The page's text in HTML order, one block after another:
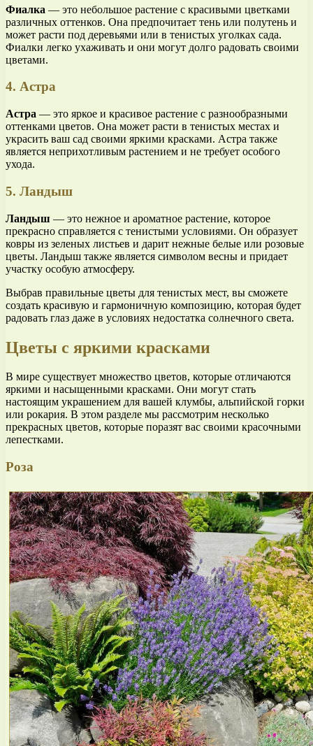
Фиалка — это небольшое растение с красивыми цветками
различных оттенков. Она предпочитает тень или полутень и
может расти под деревьями или в тенистых уголках сада.
Фиалки легко ухаживать и они могут долго радовать своими
цветами.
4. Астра
Астра — это яркое и красивое растение с разнообразными
оттенками цветов. Она может расти в тенистых местах и
украсить ваш сад своими яркими красками. Астра также
является неприхотливым растением и не требует особого
ухода.
5. Ландыш
Ландыш — это нежное и ароматное растение, которое
прекрасно справляется с тенистыми условиями. Он образует
ковры из зеленых листьев и дарит нежные белые или розовые
цветы. Ландыш также является символом весны и придает
участку особую атмосферу.
Выбрав правильные цветы для тенистых мест, вы сможете
создать красивую и гармоничную композицию, которая будет
радовать глаз даже в условиях недостатка солнечного света.
Цветы с яркими красками
В мире существует множество цветов, которые отличаются
яркими и насыщенными красками. Они могут стать
настоящим украшением для вашей клумбы, альпийской горки
или рокария. В этом разделе мы рассмотрим несколько
прекрасных цветов, которые поразят вас своими красочными
лепестками.
Роза